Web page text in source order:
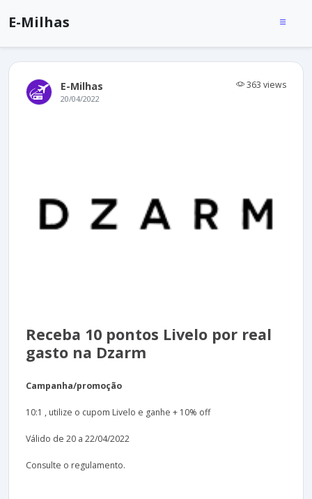
E-Milhas
E-Milhas 363 views
20/04/2022
Receba 10 pontos Livelo por real
gasto na Dzarm
Campanha/promoção
10:1 , utilize o cupom Livelo e ganhe + 10% off
Válido de 20 a 22/04/2022
Consulte o regulamento.